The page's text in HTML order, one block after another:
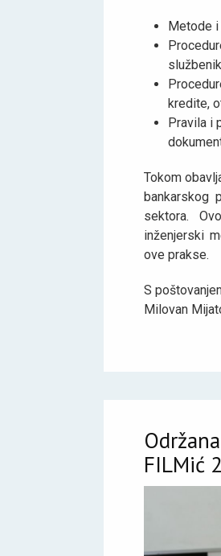
Metode
kredite,
Pravila i
Tokom
bankarskog
sektora.
inženjerski
ove prakse.
S
Milovan
FILMić